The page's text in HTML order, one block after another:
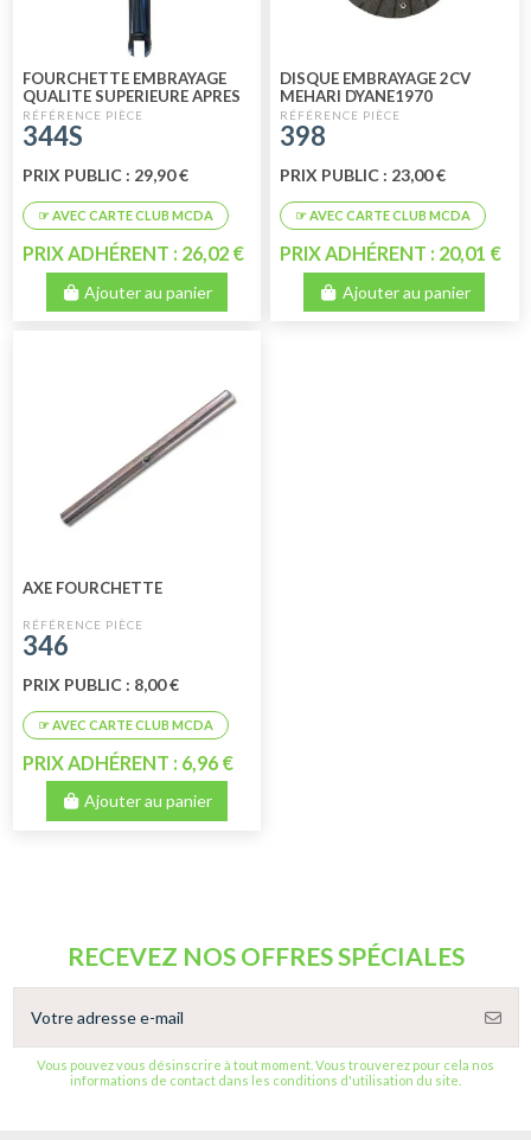
FOURCHETTE EMBRAYAGE
QUALITE SUPERIEURE APRES
1970
344S
PRIX PUBLIC : 29,90 €
PRIX ADHÉRENT : 26,02 €
Ajouter au panier
DISQUE EMBRAYAGE 2CV
MEHARI DYANE1970
JUSQU'EN 1982*
398
PRIX PUBLIC : 23,00 €
PRIX ADHÉRENT : 20,01 €
Ajouter au panier
AXE FOURCHETTE
346
PRIX PUBLIC : 8,00 €
PRIX ADHÉRENT : 6,96 €
Ajouter au panier
RECEVEZ NOS OFFRES SPÉCIALES
Vous pouvez vous désinscrire à tout moment. Vous trouverez pour cela nos
informations de contact dans les conditions d'utilisation du site.